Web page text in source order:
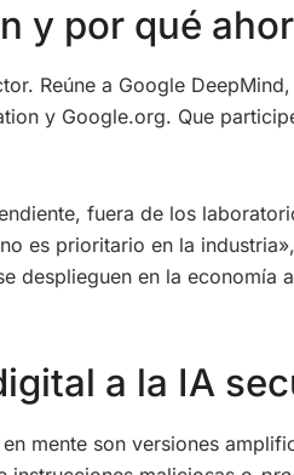
y por qué
Reúne a Google
y Google.org. Que
fuera de los
es prioritario en la
desplieguen en la
a la IA
mente son versiones